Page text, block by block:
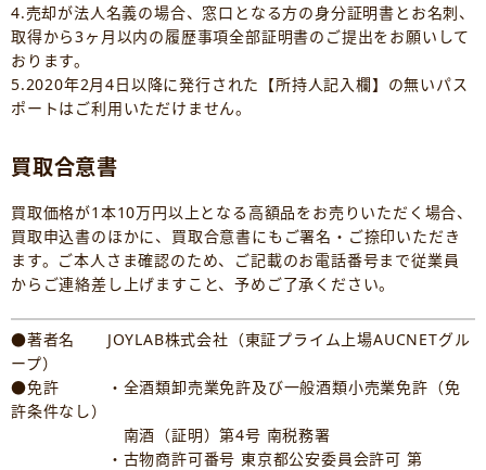
4.売却が法人名義の場合、窓口となる方の身分証明書とお名刺、
取得から3ヶ月以内の履歴事項全部証明書のご提出をお願いして
おります。
5.2020年2月4日以降に発行された【所持人記入欄】の無いパス
ポートはご利用いただけません。
買取合意書
買取価格が1本10万円以上となる高額品をお売りいただく場合、
買取申込書のほかに、買取合意書にもご署名・ご捺印いただき
ます。ご本人さま確認のため、ご記載のお電話番号まで従業員
からご連絡差し上げますこと、予めご了承ください。
●著者名 JOYLAB株式会社（東証プライム上場AUCNETグル
ープ）
●免許 ・全酒類卸売業免許及び一般酒類小売業免許（免
許条件なし）
南酒（証明）第4号 南税務署
・古物商許可番号 東京都公安委員会許可 第